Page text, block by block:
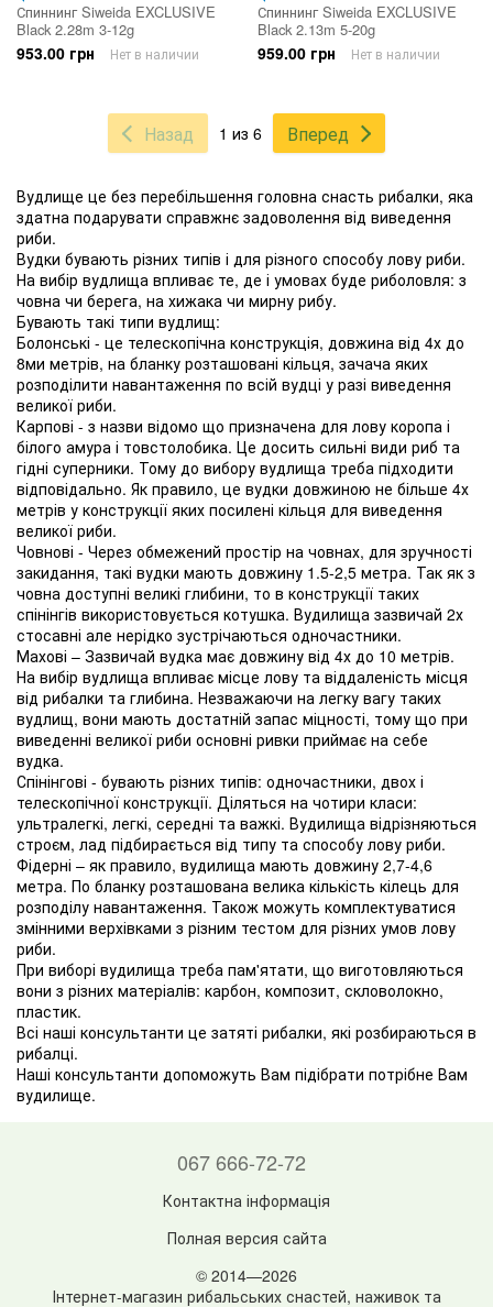
Спиннинг Siweida EXCLUSIVE
Black 2.28m 3-12g
953.00 грн Нет в наличии
Спиннинг Siweida EXCLUSIVE
Black 2.13m 5-20g
959.00 грн Нет в наличии
Назад 1 из 6 Вперед
Вудлище це без перебільшення головна снасть рибалки, яка
здатна подарувати справжнє задоволення від виведення
риби.
Вудки бувають різних типів і для різного способу лову риби.
На вибір вудлища впливає те, де і умовах буде риболовля: з
човна чи берега, на хижака чи мирну рибу.
Бувають такі типи вудлищ:
Болонські - це телескопічна конструкція, довжина від 4х до
8ми метрів, на бланку розташовані кільця, зачача яких
розподілити навантаження по всій вудці у разі виведення
великої риби.
Карпові - з назви відомо що призначена для лову коропа і
білого амура і товстолобика. Це досить сильні види риб та
гідні суперники. Тому до вибору вудлища треба підходити
відповідально. Як правило, це вудки довжиною не більше 4х
метрів у конструкції яких посилені кільця для виведення
великої риби.
Човнові - Через обмежений простір на човнах, для зручності
закидання, такі вудки мають довжину 1.5-2,5 метра. Так як з
човна доступні великі глибини, то в конструкції таких
спінінгів використовується котушка. Вудилища зазвичай 2х
стосавні але нерідко зустрічаються одночастники.
Махові – Зазвичай вудка має довжину від 4х до 10 метрів.
На вибір вудлища впливає місце лову та віддаленість місця
від рибалки та глибина. Незважаючи на легку вагу таких
вудлищ, вони мають достатній запас міцності, тому що при
виведенні великої риби основні ривки приймає на себе
вудка.
Спінінгові - бувають різних типів: одночастники, двох і
телескопічної конструкції. Діляться на чотири класи:
ультралегкі, легкі, середні та важкі. Вудилища відрізняються
строєм, лад підбирається від типу та способу лову риби.
Фідерні – як правило, вудилища мають довжину 2,7-4,6
метра. По бланку розташована велика кількість кілець для
розподілу навантаження. Також можуть комплектуватися
змінними верхівками з різним тестом для різних умов лову
риби.
При виборі вудилища треба пам'ятати, що виготовляються
вони з різних матеріалів: карбон, композит, скловолокно,
пластик.
Всі наші консультанти це затяті рибалки, які розбираються в
рибалці.
Наші консультанти допоможуть Вам підібрати потрібне Вам
вудилище.
067 666-72-72
Контактна інформація
Полная версия сайта
© 2014—2026
Інтернет-магазин рибальських снастей, наживок та